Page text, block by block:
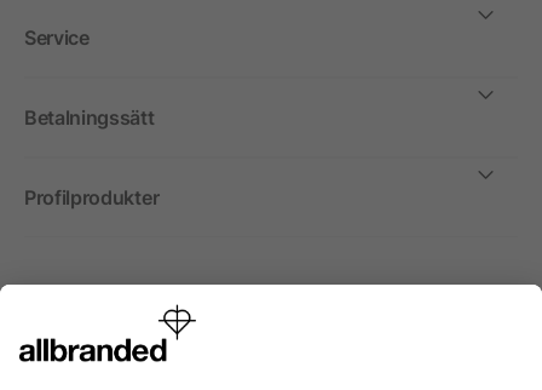
Service
Betalningssätt
Profilprodukter
Internationellt